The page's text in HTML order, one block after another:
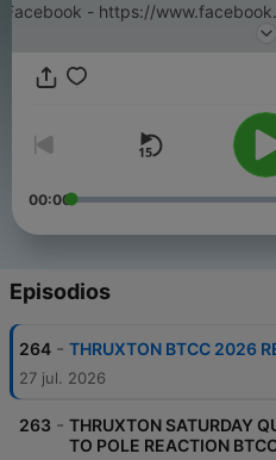
Facebook - https://
view_public_for=840744879602017
https://twitter.com/TouringCarPod
00:00
Episodios
264 - THRUXTON BTCC 2026
27 jul. 2026
263 - THRUXTON SATURDAY
TO POLE REACTION